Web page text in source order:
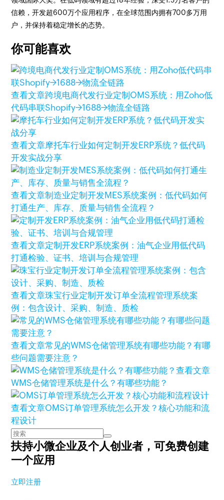
信赖，开发超600万个应用程序，在全球范围内拥有700多万用
户，并保持着稳定增长的态势。
你可能喜欢
查看文章跨境电商代发行业定制OMS系统：用Zoho低
代码串联Shopify→1688→物流全链路
查看文章摩托车行业如何定制开发ERP系统？低代码
开发实战分享
查看文章制造业定制开发MES系统案例：低代码如何
打通生产、库存、质量与销售全流程？
查看文章定制开发ERP系统案例：油气企业用低代码
打通检验、证书、培训与合规管理
查看文章珠宝行业定制开发订单全流程管理系统案
例：包含设计、采购、制造、质检
查看文章常见的WMS仓储管理系统有哪些功能？有哪
些问题需要注意？
查看文章
WMS仓储管理系统是什么？有哪些功能？
查看文章OMS订单管理系统怎么开发？核心功能和流
程设计
扶持小微企业及个人创业者，可免费创建
一个应用
立即注册